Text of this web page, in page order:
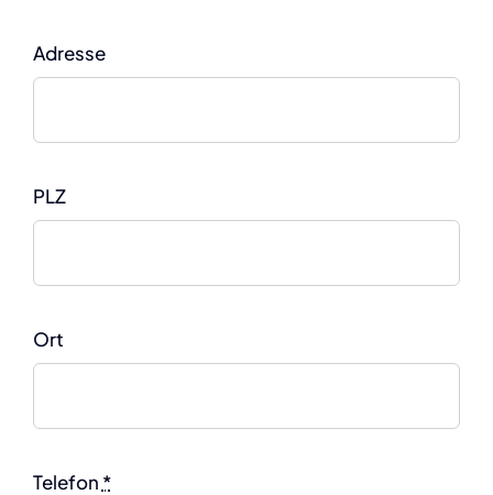
Adresse
PLZ
Ort
Telefon *